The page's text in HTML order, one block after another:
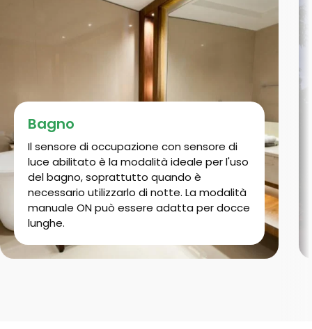
Bagno
Il sensore di occupazione con sensore di
luce abilitato è la modalità ideale per l'uso
del bagno, soprattutto quando è
necessario utilizzarlo di notte. La modalità
manuale ON può essere adatta per docce
lunghe.